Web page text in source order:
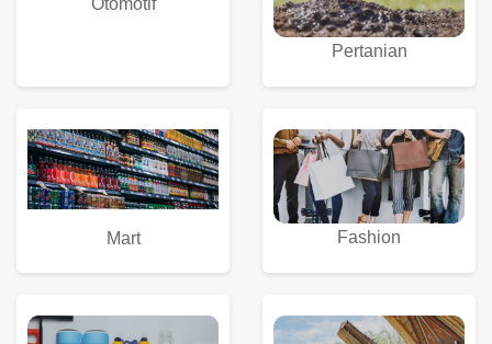
Otomotif
Pertanian
Mart Fashion